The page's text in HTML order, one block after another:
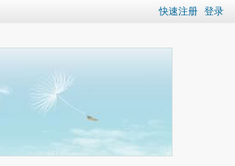
快速注册 登录